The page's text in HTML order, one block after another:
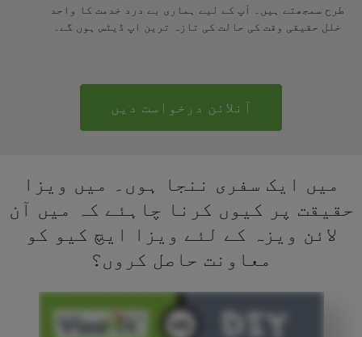
طرح سمجھتے ہیں۔ آپ کے لیے ہماری بے درد خدمت کا واحد
خلل حقیقی وقت کی حالت کی تازہ ترین اپ ڈیٹس ہوں گے۔
آنلائن درخواست دیں
میں ایک سفری ننجا ہوں۔ میں ویزا
حقیقت پر کیوں کرنا چاہئے کہ میں آن
لائن ویزہ کے لئے ویزا ایچ کیو کو
معاونت حاصل کروں؟